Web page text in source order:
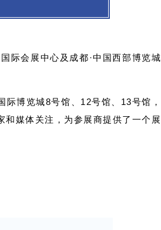
际会展中心及成都·中国西部博览
际博览城8号馆、12号馆、13号馆
和媒体关注，为参展商提供了一个